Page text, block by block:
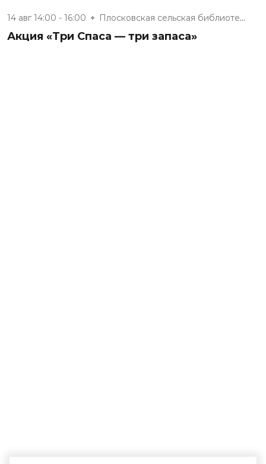
14 авг 14:00 - 16:00 Плосковская сельская библиотек...
Акция «Три Спаса — три запаса»